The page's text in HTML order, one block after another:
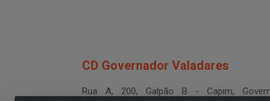
CD Governador Valadares
Rua A, 200, Galpão B - Capim,